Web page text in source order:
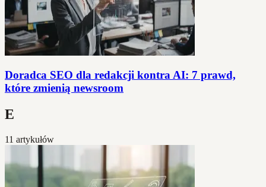
Doradca SEO dla redakcji kontra AI: 7 prawd,
które zmienią newsroom
E
11 artykułów